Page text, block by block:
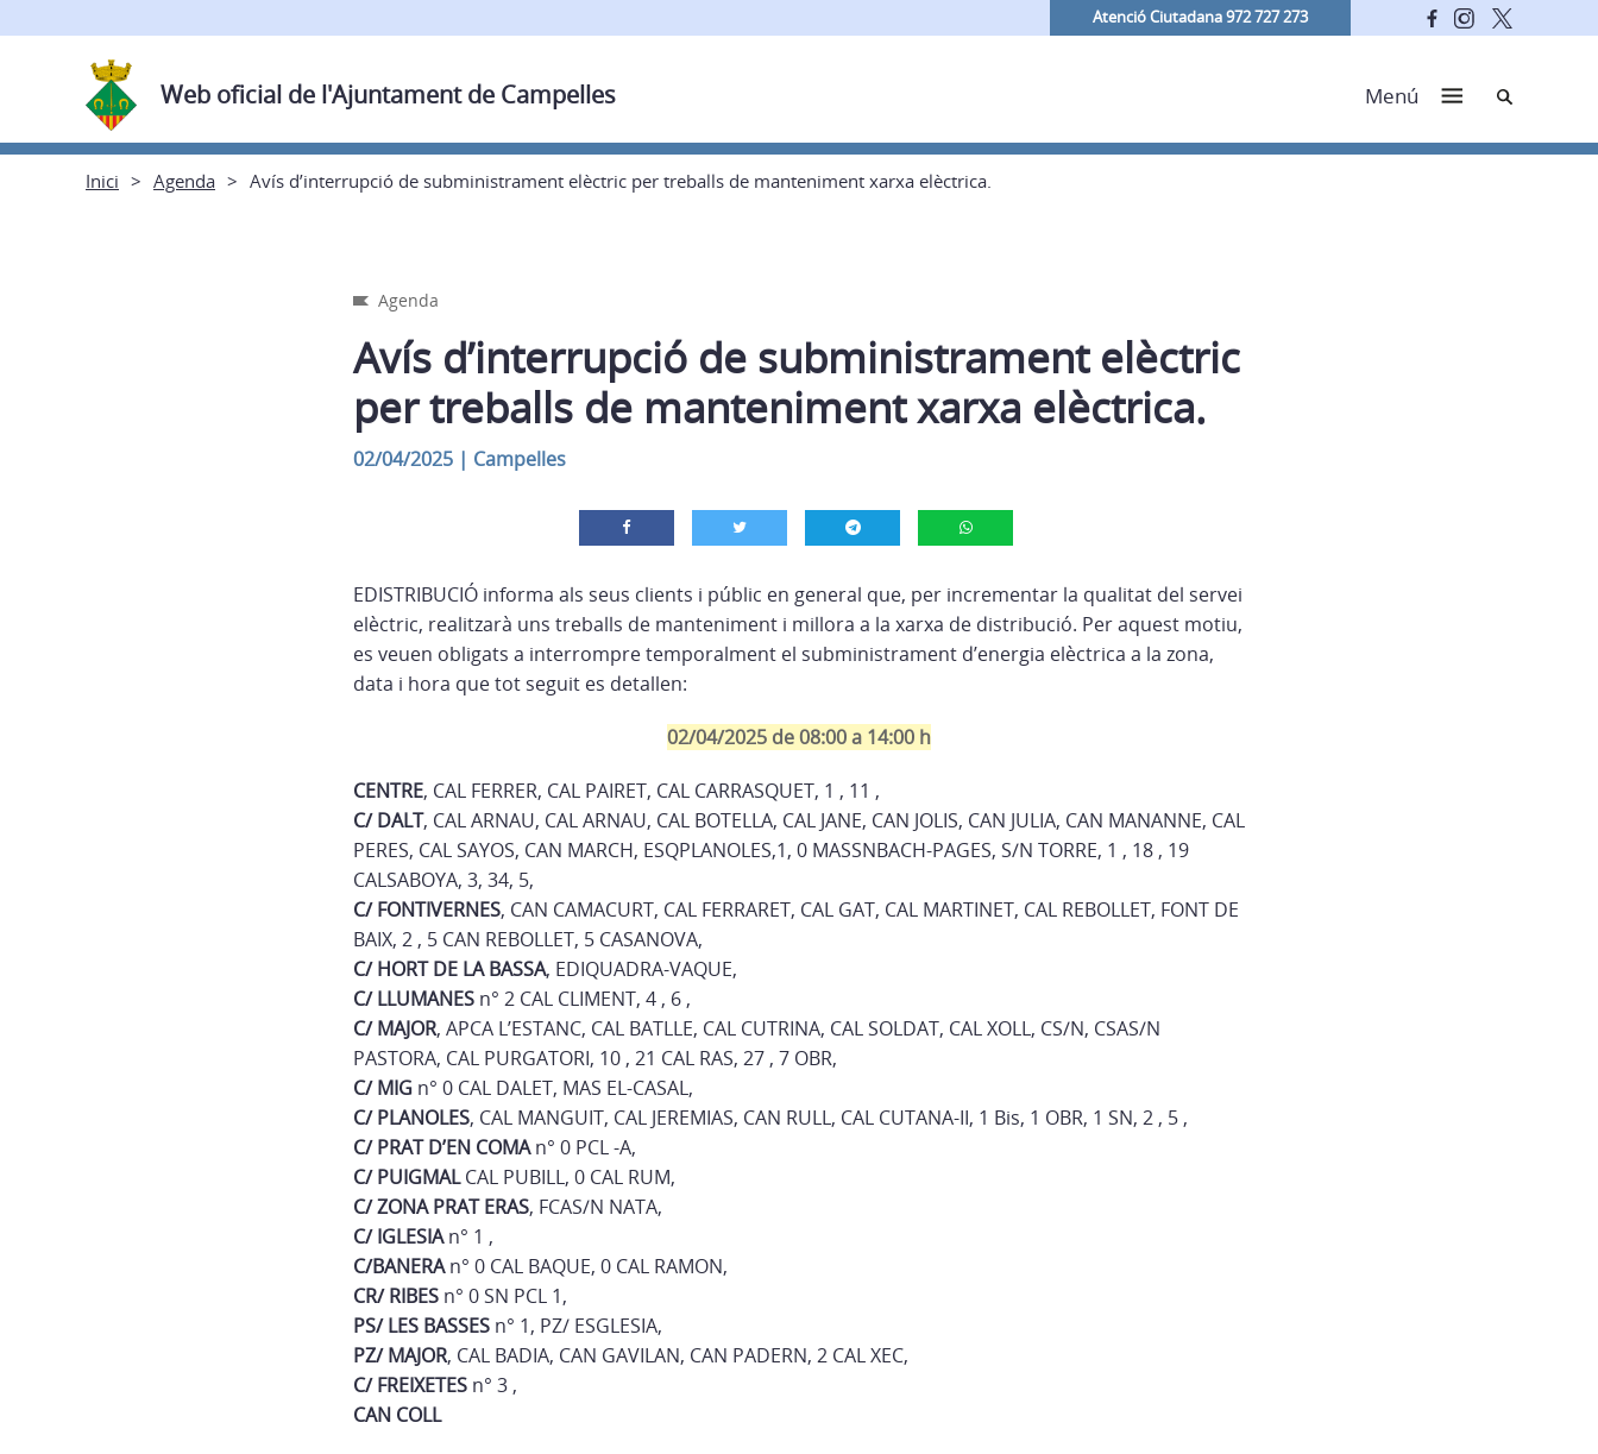
Atenció Ciutadana 972 727 273
Web oficial de l'Ajuntament de Campelles Menú Cerca
Inici Agenda Avís d’interrupció de subministrament elèctric per treballs de manteniment xarxa elèctrica.
Agenda
Avís d’interrupció de subministrament elèctric
per treballs de manteniment xarxa elèctrica.
02/04/2025 | Campelles
EDISTRIBUCIÓ informa als seus clients i públic en general que, per incrementar la qualitat del servei
elèctric, realitzarà uns treballs de manteniment i millora a la xarxa de distribució. Per aquest motiu,
es veuen obligats a interrompre temporalment el subministrament d’energia elèctrica a la zona,
data i hora que tot seguit es detallen:
02/04/2025 de 08:00 a 14:00 h
CENTRE, CAL FERRER, CAL PAIRET, CAL CARRASQUET, 1 , 11 ,
C/ DALT, CAL ARNAU, CAL ARNAU, CAL BOTELLA, CAL JANE, CAN JOLIS, CAN JULIA, CAN MANANNE, CAL
PERES, CAL SAYOS, CAN MARCH, ESQPLANOLES,1, 0 MASSNBACH-PAGES, S/N TORRE, 1 , 18 , 19
CALSABOYA, 3, 34, 5,
C/ FONTIVERNES, CAN CAMACURT, CAL FERRARET, CAL GAT, CAL MARTINET, CAL REBOLLET, FONT DE
BAIX, 2 , 5 CAN REBOLLET, 5 CASANOVA,
C/ HORT DE LA BASSA, EDIQUADRA-VAQUE,
C/ LLUMANES n° 2 CAL CLIMENT, 4 , 6 ,
C/ MAJOR, APCA L’ESTANC, CAL BATLLE, CAL CUTRINA, CAL SOLDAT, CAL XOLL, CS/N, CSAS/N
PASTORA, CAL PURGATORI, 10 , 21 CAL RAS, 27 , 7 OBR,
C/ MIG n° 0 CAL DALET, MAS EL-CASAL,
C/ PLANOLES, CAL MANGUIT, CAL JEREMIAS, CAN RULL, CAL CUTANA-II, 1 Bis, 1 OBR, 1 SN, 2 , 5 ,
C/ PRAT D’EN COMAn° 0 PCL -A,
C/ PUIGMALCAL PUBILL, 0 CAL RUM,
C/ ZONA PRAT ERAS, FCAS/N NATA,
C/ IGLESIAn° 1 ,
C/BANERAn° 0 CAL BAQUE, 0 CAL RAMON,
CR/ RIBES n° 0 SN PCL 1,
PS/ LES BASSES n° 1, PZ/ ESGLESIA,
PZ/ MAJOR, CAL BADIA, CAN GAVILAN, CAN PADERN, 2 CAL XEC,
C/ FREIXETES n° 3 ,
CAN COLL